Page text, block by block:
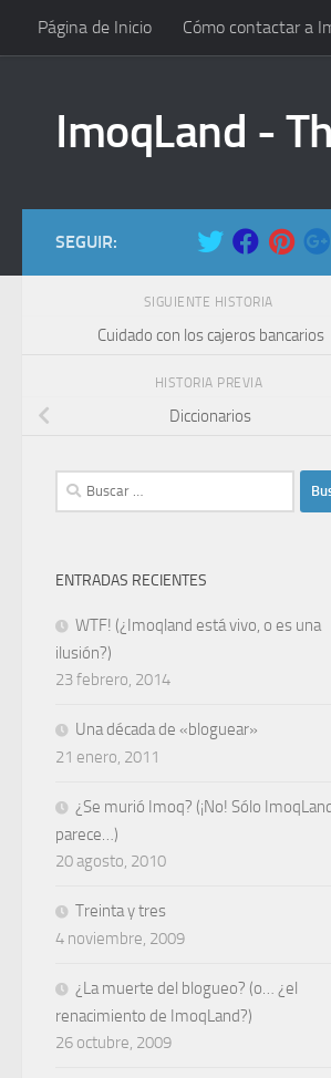
Saltar al contenido
Página de Inicio Cómo contactar a
ImoqLand -
SEGUIR:
SIGUIENTE HISTORIA
Cuidado con los cajeros bancarios
HISTORIA PREVIA
Diccionarios
Buscar:
ENTRADAS RECIENTES
WTF! (¿Imoqland está vivo, o es una
ilusión?)
23 febrero, 2014
Una década de «bloguear»
21 enero, 2011
¿Se murió Imoq? (¡No! Sólo
parece…)
20 agosto, 2010
Treinta y tres
4 noviembre, 2009
¿La muerte del blogueo? (o… ¿el
renacimiento de ImoqLand?)
26 octubre, 2009